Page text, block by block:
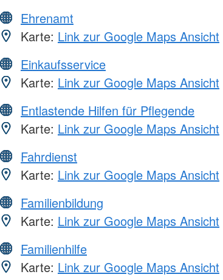
Ehrenamt
Karte: Link zur Google Maps Ansicht
Einkaufsservice
Karte: Link zur Google Maps Ansicht
Entlastende Hilfen für Pflegende
Karte: Link zur Google Maps Ansicht
Fahrdienst
Karte: Link zur Google Maps Ansicht
Familienbildung
Karte: Link zur Google Maps Ansicht
Familienhilfe
Karte: Link zur Google Maps Ansicht